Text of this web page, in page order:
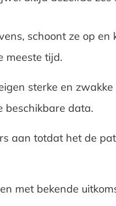
schoont ze op en
meeste tijd.
sterke en zwakke
beschikbare data.
aan totdat het de
met bekende